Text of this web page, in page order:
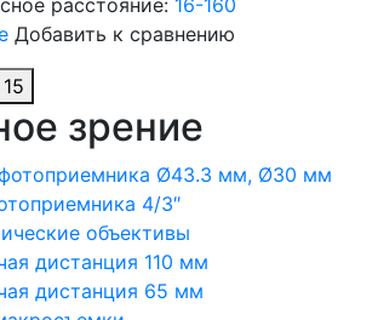
расстояние: 16-160
Добавить к сравнению
зрение
Ø43.3 мм, Ø30 мм
4/3″
объективы
дистанция 110 мм
дистанция 65 мм